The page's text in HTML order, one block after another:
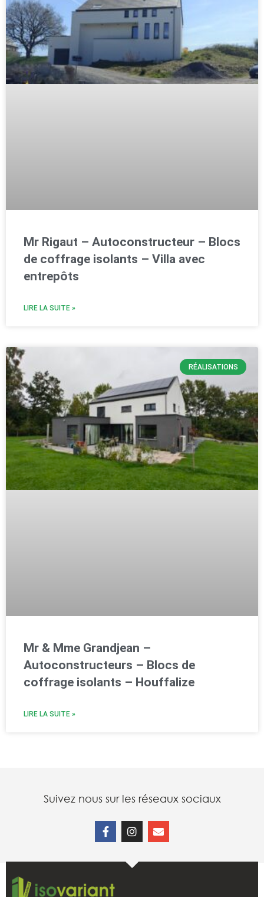
Mr Rigaut – Autoconstructeur – Blocs
de coffrage isolants – Villa avec
entrepôts
LIRE LA SUITE »
RÉALISATIONS
Mr & Mme Grandjean –
Autoconstructeurs – Blocs de
coffrage isolants – Houffalize
LIRE LA SUITE »
Suivez nous sur les réseaux sociaux